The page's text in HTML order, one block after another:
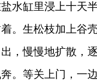
水缸里浸上十天
。生松枝加上谷
，慢慢地扩散，
。等关上门，一